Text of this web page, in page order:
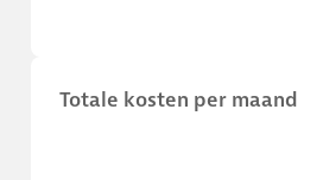
Totale kosten per maand